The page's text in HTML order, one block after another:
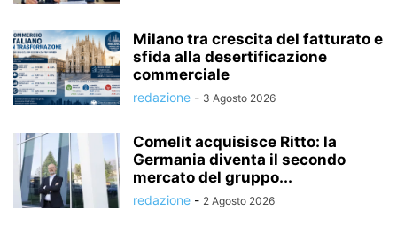
Milano tra crescita del fatturato e
sfida alla desertificazione
commerciale
redazione - 3 Agosto 2026
Comelit acquisisce Ritto: la
Germania diventa il secondo
mercato del gruppo...
redazione - 2 Agosto 2026